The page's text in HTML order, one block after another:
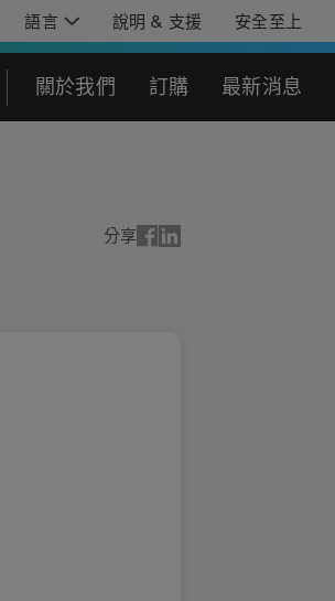
語言 說明 & 支援 安全至上
關於我們 訂購 最新消息
分享